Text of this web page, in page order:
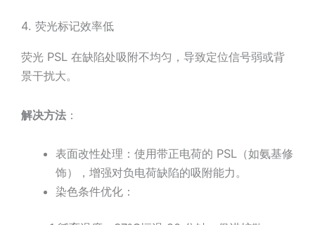
4. 荧光标记效率低
荧光 PSL 在缺陷处吸附不均匀，导致定位信号弱或背
景干扰大。
解决方法 ：
表面改性处理：使用带正电荷的 PSL（如氨基修
饰），增强对负电荷缺陷的吸附能力。
染色条件优化：